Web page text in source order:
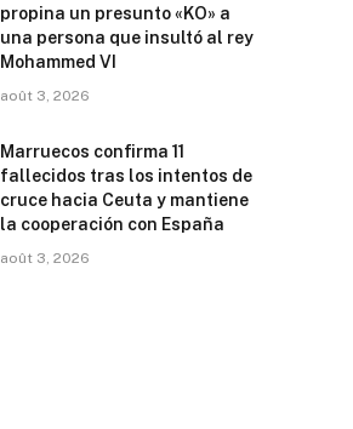
propina un presunto «KO» a
una persona que insultó al rey
Mohammed VI
août 3, 2026
Marruecos confirma 11
fallecidos tras los intentos de
cruce hacia Ceuta y mantiene
la cooperación con España
août 3, 2026